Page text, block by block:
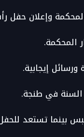
وإعلان حفل
المحكمة.
إيجابية.
في طنجة.
بينما تستعد